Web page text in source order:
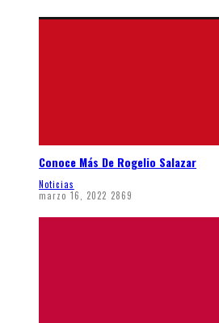
Conoce Más De Rogelio Salazar
Noticias
marzo 16, 2022 2869